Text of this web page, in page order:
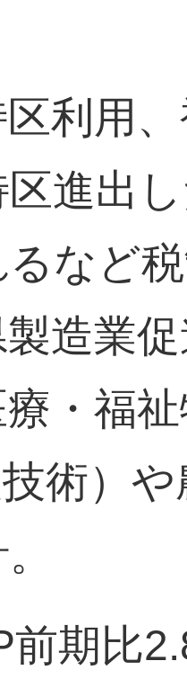
区利用
区進出
るなど
造業促
療・福
術）
前期比